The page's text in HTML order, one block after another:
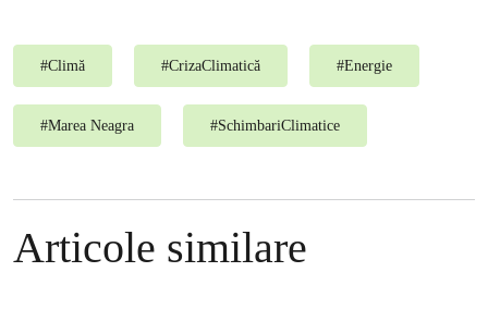
#Climă #CrizaClimatică #Energie
#Marea Neagra #SchimbariClimatice
Articole similare